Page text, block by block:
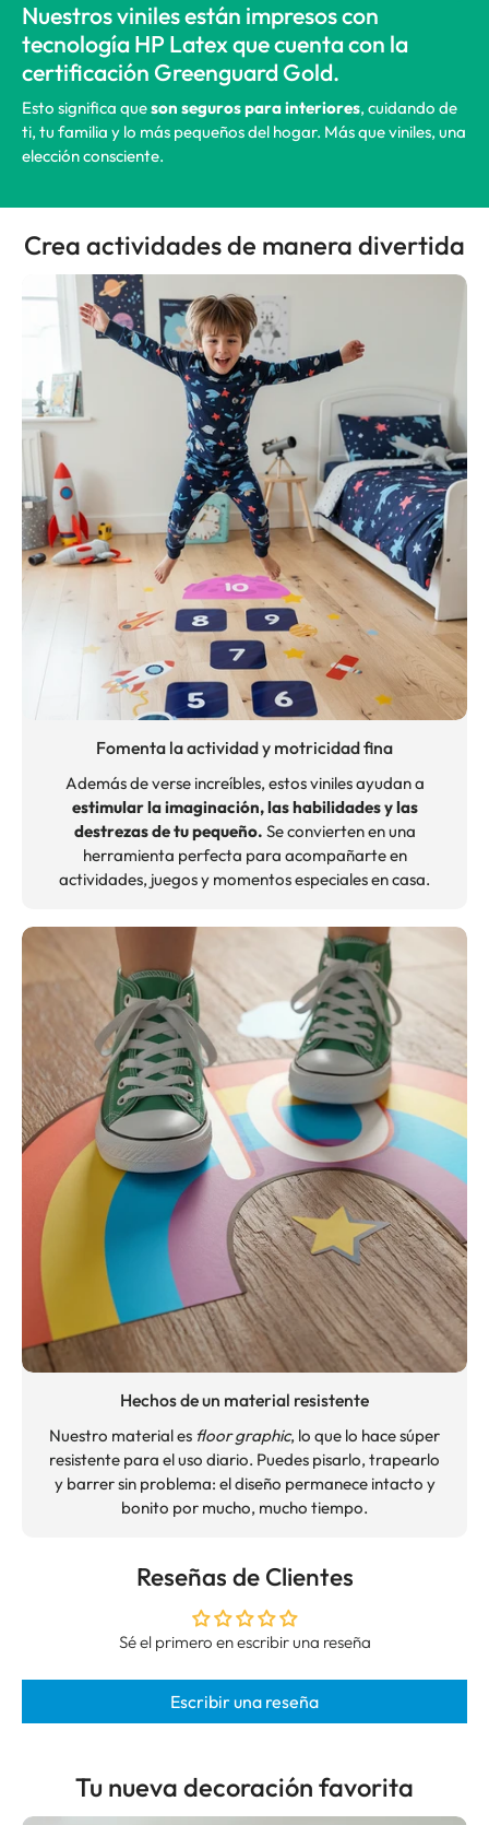
Nuestros viniles están impresos con
tecnología HP Latex que cuenta con la
certificación Greenguard Gold.
Esto significa queson seguros para interiores, cuidando de
ti, tu familia y lo más pequeños del hogar. Más que viniles, una
elección consciente.
Crea actividades de manera divertida
Fomenta la actividad y motricidad fina
Además de verse increíbles, estos viniles ayudan a
estimular la imaginación, las habilidades y las
destrezas de tu pequeño. Se convierten en una
herramienta perfecta para acompañarte en
actividades, juegos y momentos especiales en casa.
Hechos de un material resistente
Nuestro material es floor graphic, lo que lo hace súper
resistente para el uso diario. Puedes pisarlo, trapearlo
y barrer sin problema: el diseño permanece intacto y
bonito por mucho, mucho tiempo.
Reseñas de Clientes
Sé el primero en escribir una reseña
Escribir una reseña
Tu nueva decoración favorita